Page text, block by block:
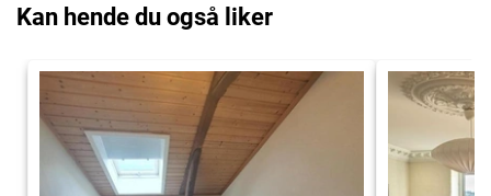
Kan hende du også liker